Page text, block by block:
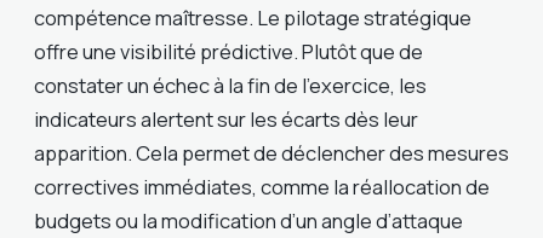
compétence maîtresse. Le pilotage stratégique
offre une visibilité prédictive. Plutôt que de
constater un échec à la fin de l’exercice, les
indicateurs alertent sur les écarts dès leur
apparition. Cela permet de déclencher des mesures
correctives immédiates, comme la réallocation de
budgets ou la modification d’un angle d’attaque